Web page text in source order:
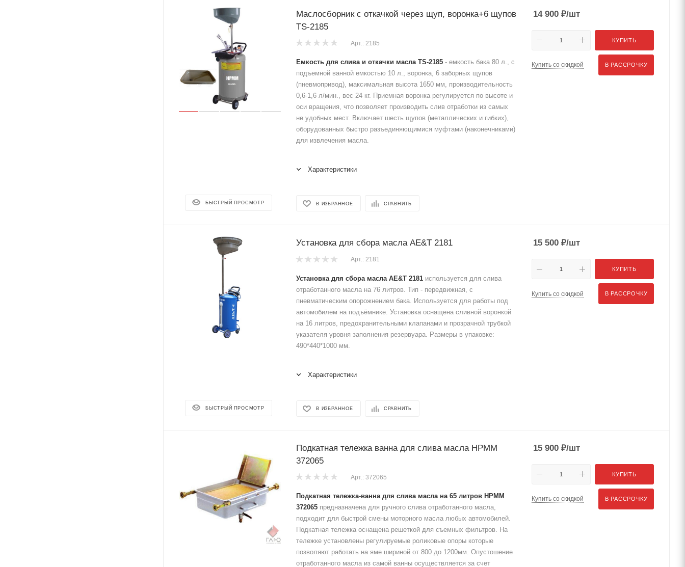
БЫСТРЫЙ ПРОСМОТР
Маслосборник с откачкой через щуп, воронка+6 щупов
TS-2185
Арт.: 2185
Емкость для слива и откачки масла TS-2185 - емкость бака 80 л., с
подъемной ванной емкостью 10 л., воронка, 6 заборных щупов
(пневмопривод), максимальная высота 1650 мм, производительность
0,6-1,6 л/мин., вес 24 кг. Приемная воронка регулируется по высоте и
оси вращения, что позволяет производить слив отработки из самых
не удобных мест. Включает шесть щупов (металлических и гибких),
оборудованных быстро разъединяющимися муфтами (наконечниками)
для извлечения масла.
Характеристики
В ИЗБРАННОЕ СРАВНИТЬ
14 900 ₽/шт
КУПИТЬ
Купить со скидкой В РАССРОЧКУ
БЫСТРЫЙ ПРОСМОТР
Установка для сбора масла AE&T 2181
Арт.: 2181
Установка для сбора масла AE&T 2181 используется для слива
отработанного масла на 76 литров. Тип - передвижная, с
пневматическим опорожнением бака. Используется для работы под
автомобилем на подъёмнике. Установка оснащена сливной воронкой
на 16 литров, предохранительными клапанами и прозрачной трубкой
указателя уровня заполнения резервуара. Размеры в упаковке:
490*440*1000 мм.
Характеристики
В ИЗБРАННОЕ СРАВНИТЬ
15 500 ₽/шт
КУПИТЬ
Купить со скидкой В РАССРОЧКУ
Подкатная тележка ванна для слива масла HPMM
372065
Арт.: 372065
Подкатная тележка-ванна для слива масла на 65 литров HPMM
372065 предназначена для ручного слива отработанного масла,
подходит для быстрой смены моторного масла любых автомобилей.
Подкатная тележка оснащена решеткой для съемных фильтров. На
тележке установлены регулируемые роликовые опоры которые
позволяют работать на яме шириной от 800 до 1200мм. Опустошение
отработанного масла из самой ванны осуществляется за счет
15 900 ₽/шт
КУПИТЬ
Купить со скидкой В РАССРОЧКУ